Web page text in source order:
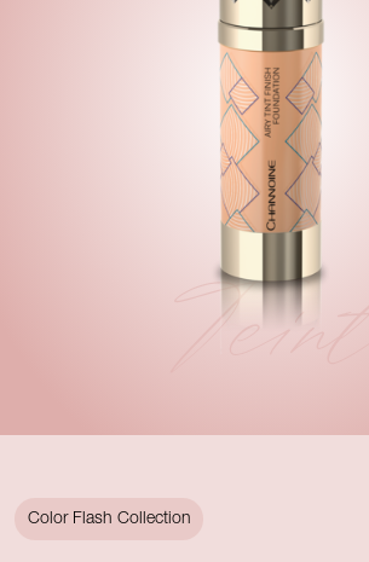
Teint
Color Flash Collection